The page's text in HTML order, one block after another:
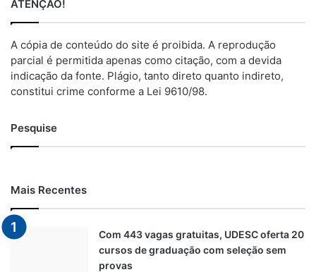
ATENÇÃO!
A cópia de conteúdo do site é proibida. A reprodução
parcial é permitida apenas como citação, com a devida
indicação da fonte. Plágio, tanto direto quanto indireto,
constitui crime conforme a Lei 9610/98.
Pesquise
Mais Recentes
Com 443 vagas gratuitas, UDESC oferta 20
cursos de graduação com seleção sem
provas